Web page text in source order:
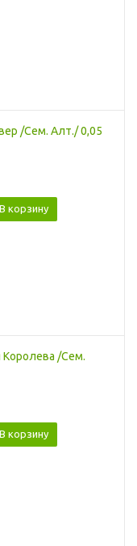
/Сем. Алт./ 0,05
В корзину
/Сем.
В корзину